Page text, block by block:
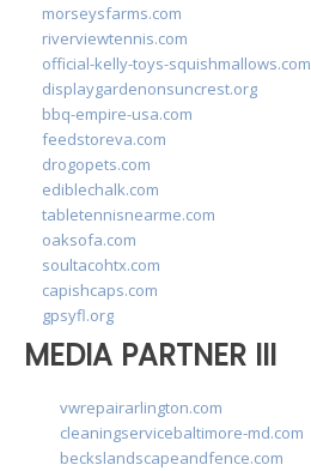
morseysfarms.com
riverviewtennis.com
official-kelly-toys-squishmallows.com
displaygardenonsuncrest.org
bbq-empire-usa.com
feedstoreva.com
drogopets.com
ediblechalk.com
tabletennisnearme.com
oaksofa.com
soultacohtx.com
capishcaps.com
gpsyfl.org
MEDIA PARTNER III
vwrepairarlington.com
cleaningservicebaltimore-md.com
beckslandscapeandfence.com